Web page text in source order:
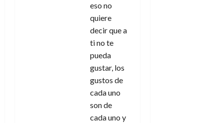
eso no
quiere
decir que a
ti no te
pueda
gustar, los
gustos de
cada uno
son de
cada uno y